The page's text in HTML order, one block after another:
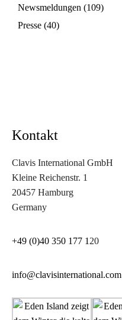
Newsmeldungen (109)
Presse (40)
Kontakt
Clavis International GmbH
Kleine Reichenstr. 1
20457 Hamburg
Germany
+49 (0)40 350 177 1 20
info@clavisinternational.com